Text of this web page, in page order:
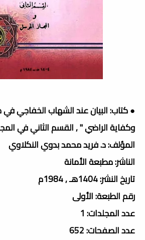
● كتاب: البيان عند الشهاب الخفاجي في
وكفاية الراضي " , القسم الثاني في
المؤلف: د. فريد محمد بدوي النكلاوي
الناشر: مطبعة الأمانة
تاريخ النشر: 1404هـ , 1984م
رقم الطبعة: الأولى
عدد المجلدات: 1
عدد الصفحات: 652